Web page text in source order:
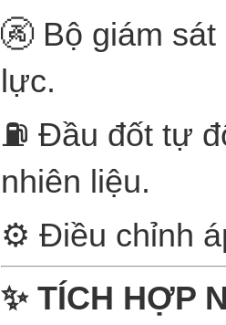
🚱 Bộ giám
lực.
⛽ Đầu đốt tự
nhiên liệu.
⚙️ Điều chỉnh
✨ TÍCH HỢP